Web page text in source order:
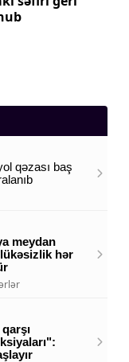
qəzası baş
meydan
hər